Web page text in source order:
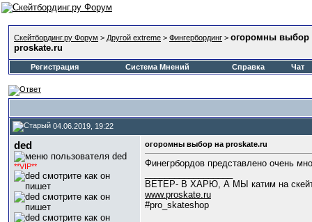
Скейтбординг.ру Форум > Другой extreme > Фингербординг > огоромны выбор
proskate.ru
Регистрация Система Мнений Справка Чат
04.06.2019, 19:22
ded
**VIP**
огоромны выбор на proskate.ru
Финегрбордов представлено очень
ВЕТЕР- В ХАРЮ, А МЫ катим на
www.proskate.ru
#pro_skateshop